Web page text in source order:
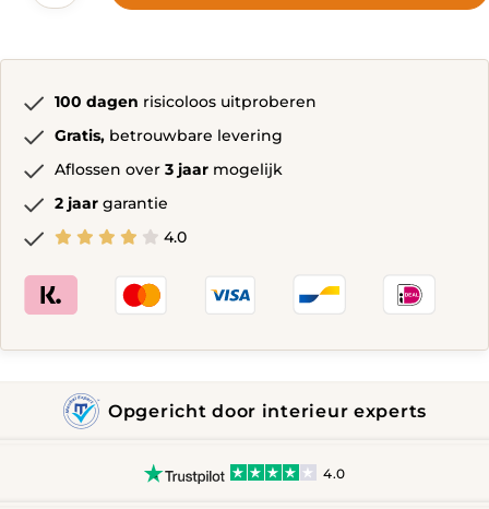
Beige,
quantity
100 dagen risicoloos uitproberen
Gratis, betrouwbare levering
Aflossen over 3 jaar mogelijk
2 jaar garantie
4.0
Opgericht door interieur experts
4.0